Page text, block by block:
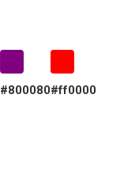
#800080#ff0000